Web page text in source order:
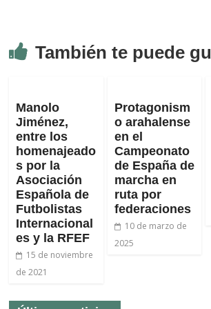
También te puede
Manolo
Jiménez,
entre los
homenajeado
s por la
Asociación
Española de
Futbolistas
Internacional
es y la RFEF
15 de noviembre
de 2021
Protagonism
o arahalense
en el
Campeonato
de España de
marcha en
ruta por
federaciones
10 de marzo de
2025